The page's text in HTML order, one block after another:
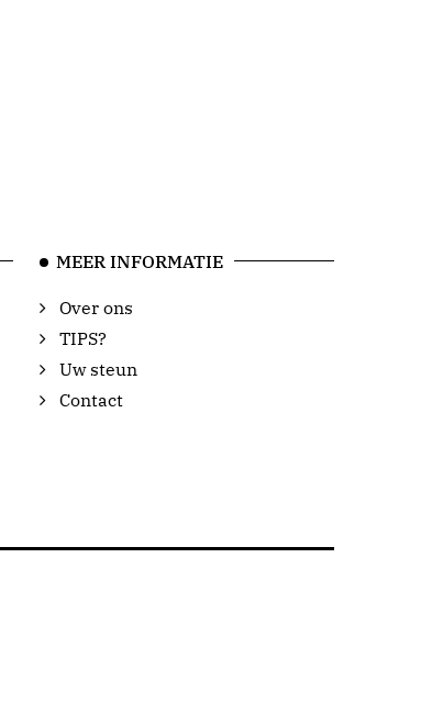
MEER INFORMATIE
Over ons
TIPS?
Uw steun
Contact